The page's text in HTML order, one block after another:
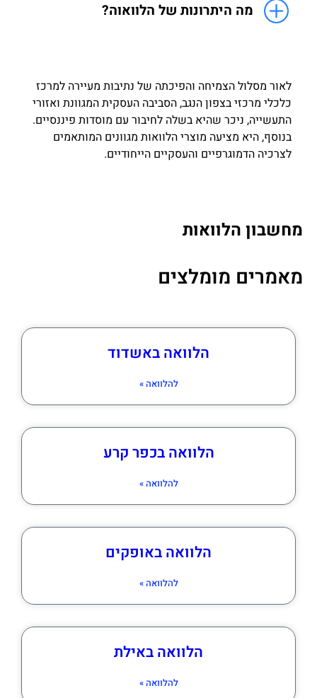
מה היתרונות של הלוואוה?
לאור מסלול הצמיחה והפיכתה של נתיבות מעיירה למרכז
כלכלי מרכזי בצפון הנגב, הסביבה העסקית המגוונת ואזורי
התעשייה, ניכר שהיא בשלה לחיבור עם מוסדות פיננסיים.
בנוסף, היא מציעה מוצרי הלוואות מגוונים המותאמים
לצרכיה הדמוגרפיים והעסקיים הייחודיים.
מחשבון הלוואות
מאמרים מומלצים
הלוואה באשדוד
להלוואה »
הלוואה בכפר קרע
להלוואה »
הלוואה באופקים
להלוואה »
הלוואה באילת
להלוואה »